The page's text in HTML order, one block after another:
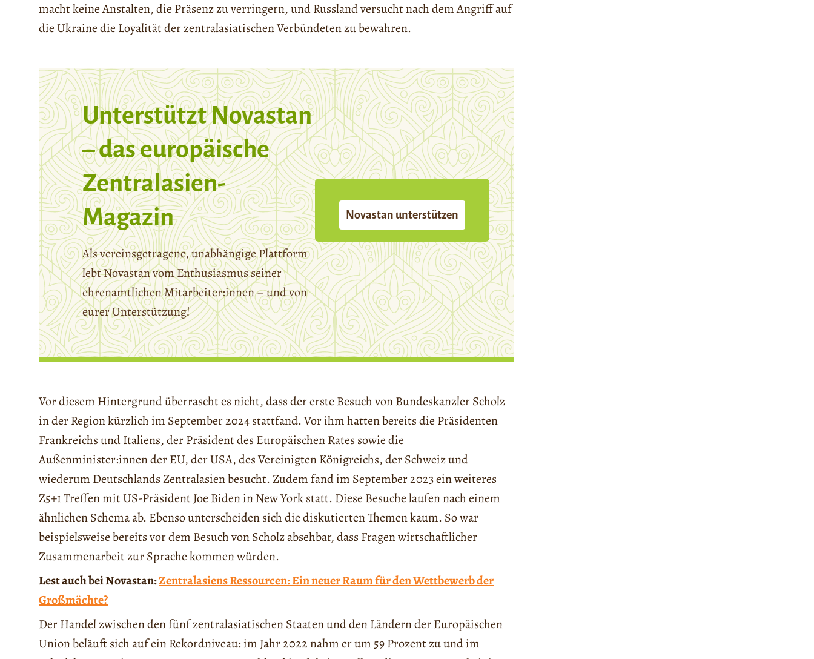
macht keine Anstalten, die Präsenz zu verringern, und Russland versucht nach dem Angriff auf
die Ukraine die Loyalität der zentralasiatischen Verbündeten zu bewahren.
Unterstützt Novastan
– das europäische
Zentralasien-
Magazin
Als vereinsgetragene, unabhängige Plattform
lebt Novastan vom Enthusiasmus seiner
ehrenamtlichen Mitarbeiter:innen – und von
eurer Unterstützung!
Novastan unterstützen
Vor diesem Hintergrund überrascht es nicht, dass der erste Besuch von Bundeskanzler Scholz
in der Region kürzlich im September 2024 stattfand. Vor ihm hatten bereits die Präsidenten
Frankreichs und Italiens, der Präsident des Europäischen Rates sowie die
Außenminister:innen der EU, der USA, des Vereinigten Königreichs, der Schweiz und
wiederum Deutschlands Zentralasien besucht. Zudem fand im September 2023 ein weiteres
Z5+1 Treffen mit US-Präsident Joe Biden in New York statt. Diese Besuche laufen nach einem
ähnlichen Schema ab. Ebenso unterscheiden sich die diskutierten Themen kaum. So war
beispielsweise bereits vor dem Besuch von Scholz absehbar, dass Fragen wirtschaftlicher
Zusammenarbeit zur Sprache kommen würden.
Lest auch bei Novastan:Zentralasiens Ressourcen: Ein neuer Raum für den Wettbewerb der
Großmächte?
Der Handel zwischen den fünf zentralasiatischen Staaten und den Ländern der Europäischen
Union beläuft sich auf ein Rekordniveau: im Jahr 2022 nahm er um 59 Prozent zu und im